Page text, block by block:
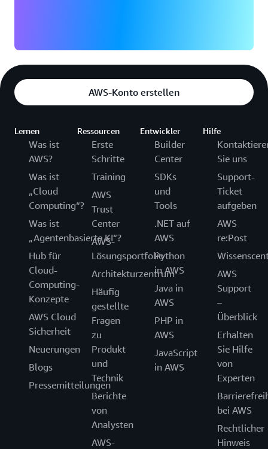
AWS-Konto erstellen
Lernen
Was ist
AWS?
Was ist
„Cloud
Computing“?
Was ist
„Agentenbasierte KI“?
Hub für
Cloud-
Computing-
Konzepte
AWS Cloud
Sicherheit
Neuerungen
Blogs
Pressemitteilungen
Ressourcen
Erste
Schritte
Training
AWS
Trust
Center
AWS-
Lösungsportfolio
Architekturzentrum
Häufig
gestellte
Fragen
zu
Produkt
und
Technik
Berichte
von
Analysten
AWS-
Entwickler
Builder
Center
SDKs
und
Tools
.NET auf
AWS
Python
in AWS
Java in
AWS
PHP in
AWS
JavaScript
in AWS
Hilfe
Sie uns
Support-
Ticket
aufgeben
AWS
re:Post
AWS
Support
–
Überblick
Erhalten
Sie Hilfe
von
Experten
bei AWS
Rechtlicher
Hinweis